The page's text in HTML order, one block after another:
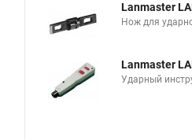
Lanmaster
Нож для
Lanmaster
Ударный